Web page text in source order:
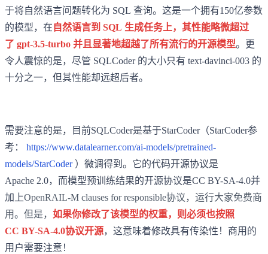
于将自然语言问题转化为 SQL 查询。这是一个拥有150亿参数
的模型，在 自然语言到 SQL 生成任务上，其性能略微超过
了 gpt-3.5-turbo 并且显著地超越了所有流行的开源模型。更
令人震惊的是，尽管 SQLCoder 的大小只有 text-davinci-003 的
十分之一，但其性能却远超后者。
需要注意的是，目前SQLCoder是基于StarCoder（StarCoder参
考： https://www.datalearner.com/ai-models/pretrained-
models/StarCoder）微调得到。它的代码开源协议是
Apache 2.0，而模型预训练结果的开源协议是CC BY-SA-4.0并
加上OpenRAIL-M clauses for responsible协议，运行大家免费商
用。但是， 如果你修改了该模型的权重，则必须也按照
CC BY-SA-4.0协议开源，这意味着修改具有传染性！商用的
用户需要注意！